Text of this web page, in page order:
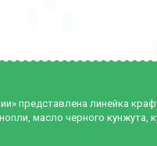
представлена линейка
масло черного кунжута,